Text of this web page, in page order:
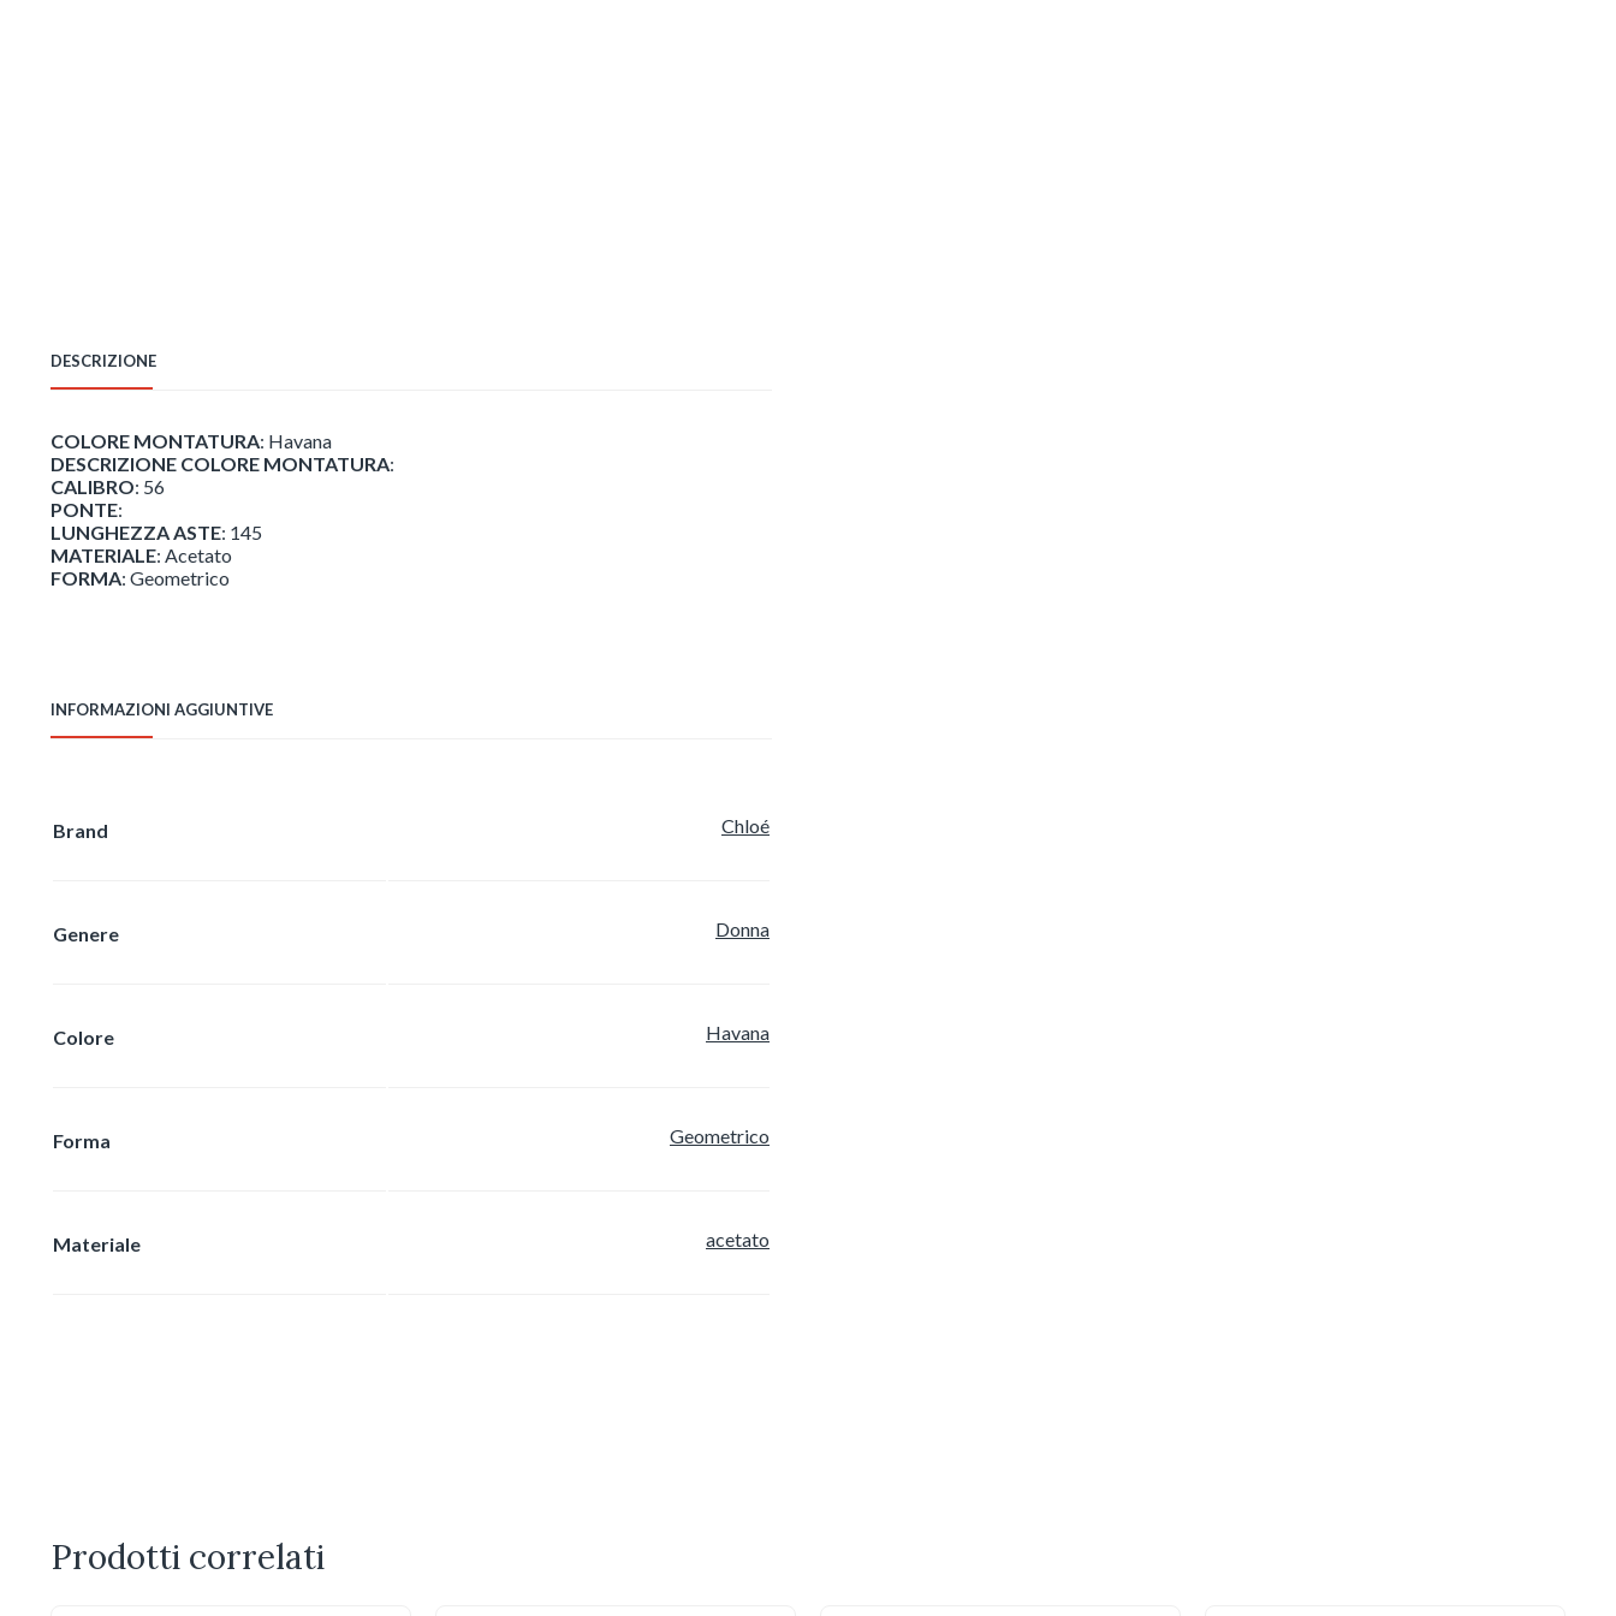
DESCRIZIONE
COLORE MONTATURA: Havana
DESCRIZIONE COLORE MONTATURA:
CALIBRO: 56
PONTE:
LUNGHEZZA ASTE: 145
MATERIALE: Acetato
FORMA: Geometrico
INFORMAZIONI AGGIUNTIVE
Brand Chloé
Genere Donna
Colore Havana
Forma Geometrico
Materiale acetato
Prodotti correlati